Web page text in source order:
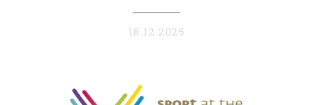
18.12.2025